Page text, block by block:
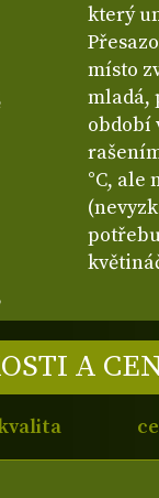
který
místo
mladá,
období
°C, ale
A